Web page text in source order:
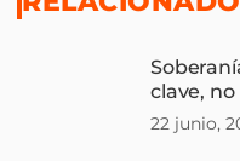
clave,
22 junio,